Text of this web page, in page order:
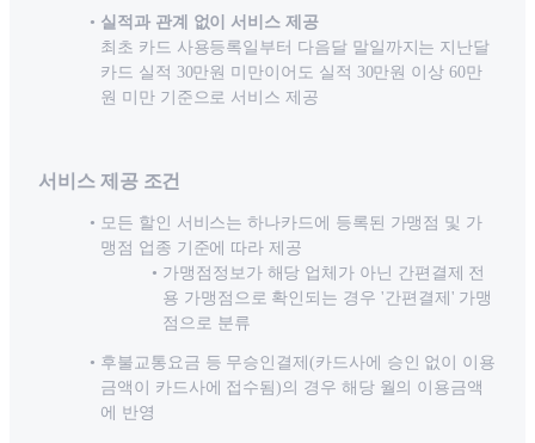
실적과 관계 없이 서비스 제공
최초 카드 사용등록일부터 다음달 말일까지는 지난달
카드 실적 30만원 미만이어도 실적 30만원 이상 60만
원 미만 기준으로 서비스 제공
서비스 제공 조건
모든 할인 서비스는 하나카드에 등록된 가맹점 및 가
맹점 업종 기준에 따라 제공
가맹점정보가 해당 업체가 아닌 간편결제 전
용 가맹점으로 확인되는 경우 '간편결제' 가맹
점으로 분류
후불교통요금 등 무승인결제(카드사에 승인 없이 이용
금액이 카드사에 접수됨)의 경우 해당 월의 이용금액
에 반영